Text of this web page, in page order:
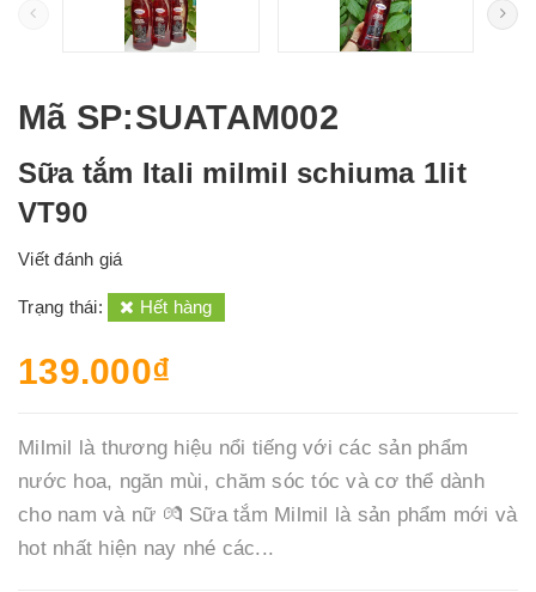
Mã SP:SUATAM002
Sữa tắm Itali milmil schiuma 1lit
VT90
Viết đánh giá
Trạng thái: Hết hàng
139.000₫
Milmil là thương hiệu nổi tiếng với các sản phẩm
nước hoa, ngăn mùi, chăm sóc tóc và cơ thể dành
cho nam và nữ 💏 Sữa tắm Milmil là sản phẩm mới và
hot nhất hiện nay nhé các...